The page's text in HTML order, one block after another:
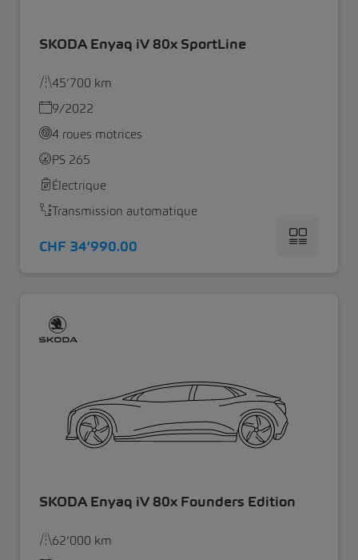
SKODA Enyaq iV 80x SportLine
45’700 km
9/2022
4 roues motrices
PS 265
Électrique
Transmission automatique
CHF 34’990.00
SKODA Enyaq iV 80x Founders Edition
62’000 km